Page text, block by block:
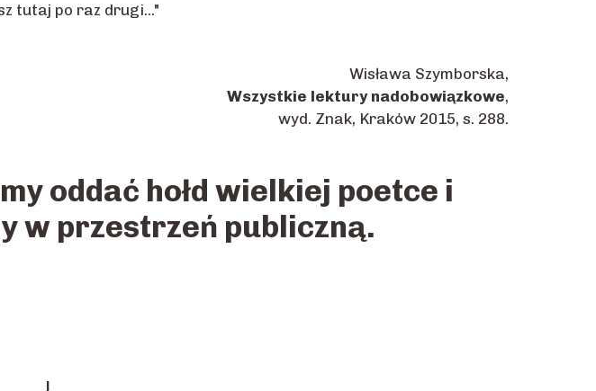
tutaj po raz drugi..."
Wisława Szymborska,
Wszystkie lektury nadobowiązkowe,
wyd. Znak, Kraków 2015, s. 288.
oddać hołd wielkiej poetce i
w przestrzeń publiczną.